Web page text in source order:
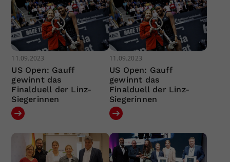
11.09.2023
US Open: Gauff
gewinnt das
Finalduell der Linz-
Siegerinnen
11.09.2023
US Open: Gauff
gewinnt das
Finalduell der Linz-
Siegerinnen